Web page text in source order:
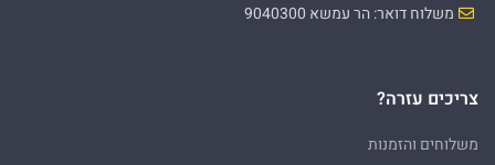
משלוח דואר: הר עמשא 9040300
צריכים עזרה?
משלוחים והזמנות